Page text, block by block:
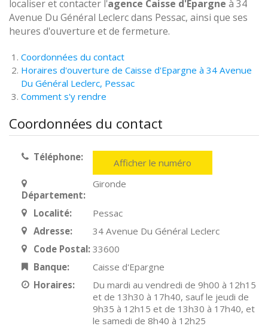
localiser et contacter l'agence Caisse d'Epargne à 34
Avenue Du Général Leclerc dans Pessac, ainsi que ses
heures d'ouverture et de fermeture.
Coordonnées du contact
Horaires d'ouverture de Caisse d'Epargne à 34 Avenue
Du Général Leclerc, Pessac
Comment s'y rendre
Coordonnées du contact
Téléphone: Afficher le numéro
Département:
Gironde
Localité:
Pessac
Adresse:
34 Avenue Du Général Leclerc
Code Postal: 33600
Banque:
Caisse d'Epargne
Horaires:
Du mardi au vendredi de 9h00 à 12h15
et de 13h30 à 17h40, sauf le jeudi de
9h35 à 12h15 et de 13h30 à 17h40, et
le samedi de 8h40 à 12h25